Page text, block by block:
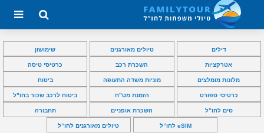
דילים טיולים מאורגנים שימושון
אטרקציות השכרת רכב כרטיסי טיסה
מלונות מומלצים מוניות משדה התעופה ביטוח
כרטיסי ספורט הזמנת מט”ח ביטוח לרכב שכור בחו”ל
סים לחו”ל השכרת אופניים תחבורה
eSIM לחו”ל טיולים מאורגנים לחו”ל